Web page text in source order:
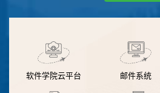
软件学院云平台 邮件系统